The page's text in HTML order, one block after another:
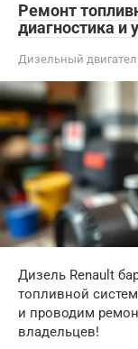
Ремонт
диагностика и
Дизельный
Дизель Renault
топливной
и проводим
владельцев!